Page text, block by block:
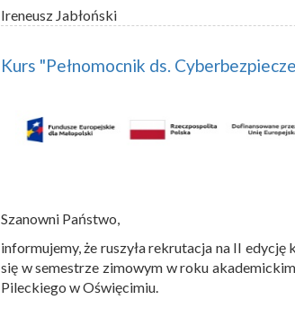
Ireneusz Jabłoński
Kurs "Pełnomocnik ds.
Szanowni Państwo,
informujemy, że ruszyła rekrutacja na II
się w semestrze zimowym w roku
Pileckiego w Oświęcimiu.